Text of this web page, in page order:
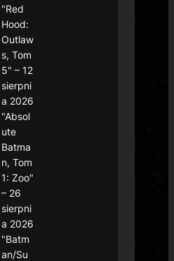
"Red
Hood:
Outlaw
s, Tom
5" – 12
sierpni
a 2026
"Absol
ute
Batma
n, Tom
1: Zoo"
– 26
sierpni
a 2026
"Batm
an/Su